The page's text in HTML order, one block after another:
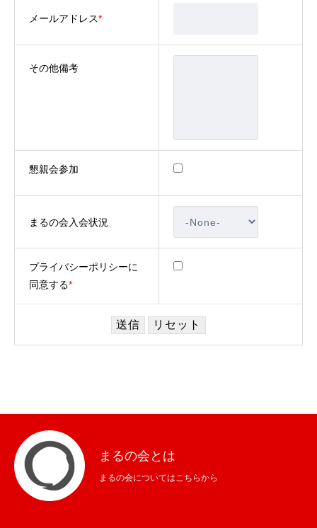
初めての方へ
未来ビジネス研究部
セミナー
レポート 活動報告
会社概要
OFFICE SEMINAR PRIVACY POLICY
メールアドレス*
その他備考
懇親会参加
まるの会入会状況
プライバシーポリシーに
同意する*
まるの会とは
まるの会についてはこちらから